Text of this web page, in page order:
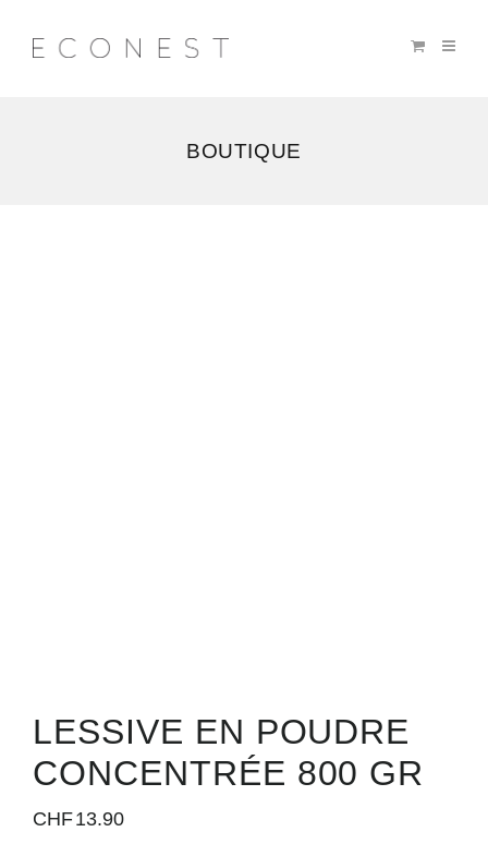
BOUTIQUE
LESSIVE EN POUDRE
CONCENTRÉE 800 GR
CHF13.90